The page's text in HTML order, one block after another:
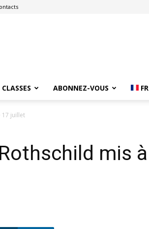
CLASSES ABONNEZ-VOUS FR
17 juillet
mis à